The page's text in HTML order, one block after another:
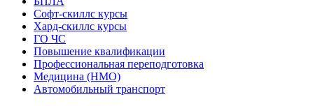
Софт-скиллс курсы
Хард-скиллс курсы
ГО ЧС
Повышение квалификации
Профессиональная переподготовка
Медицина (НМО)
Автомобильный транспорт